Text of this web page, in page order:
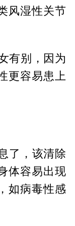
风湿性关节
有别，因为
更容易患上
了，该清除
体容易出现
如病毒性感